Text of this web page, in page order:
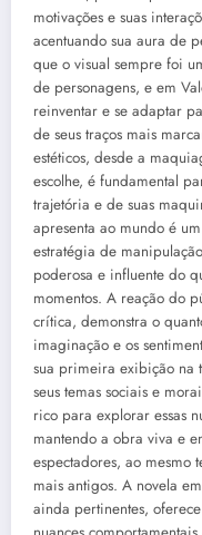
motivações e suas
acentuando sua aura de
que o visual sempre foi
de personagens, e em
reinventar e se adaptar
de seus traços mais
estéticos, desde a
escolhe, é fundamental
trajetória e de suas
apresenta ao mundo é
estratégia de
poderosa e influente do
momentos. A reação do
crítica, demonstra o
imaginação e os
sua primeira exibição na
seus temas sociais e
rico para explorar essas
mantendo a obra viva e
espectadores, ao mesmo
mais antigos. A novela
ainda pertinentes,